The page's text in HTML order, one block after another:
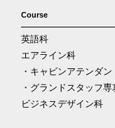
Course
英語科
エアライン科
・キャビンアテンダ
・グランドスタッフ専
ビジネスデザイン科